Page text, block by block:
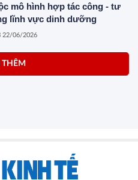
mô hình hợp tác công - tư
lĩnh vực dinh dưỡng
22/06/2026
THÊM